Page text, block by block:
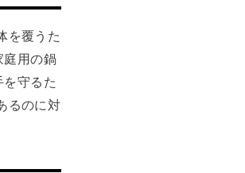
を覆うた
庭用の鍋
守るた
るのに対